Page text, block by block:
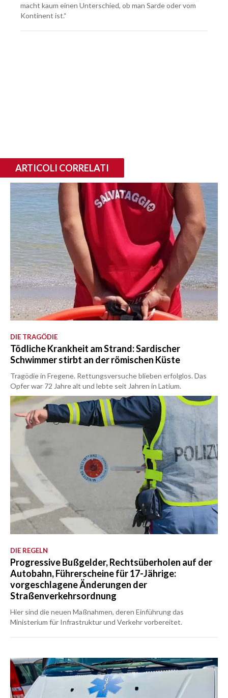
macht kaum einen Unterschied, ob man Sarde oder vom
Kontinent ist.“
ARTICOLI CORRELATI
DIE TRAGÖDIE
Tödliche Krankheit am Strand: Sardischer
Schwimmer stirbt an der römischen Küste
Tragödie in Fregene. Rettungsversuche blieben erfolglos. Das
Opfer war 72 Jahre alt und lebte seit Jahren in Latium.
DIE REGELN
Progressive Bußgelder, Rechtsüberholen auf der
Autobahn, Führerscheine für 17-Jährige:
vorgeschlagene Änderungen der
Straßenverkehrsordnung
Hier sind die neuen Maßnahmen, deren Einführung das
Ministerium für Infrastruktur und Verkehr vorbereitet.